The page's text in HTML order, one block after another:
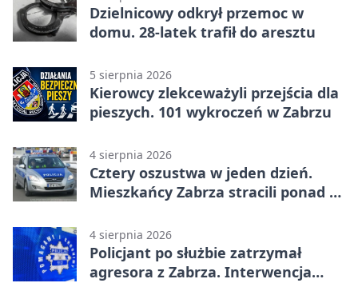
Dzielnicowy odkrył przemoc w
domu. 28-latek trafił do aresztu
5 sierpnia 2026
Kierowcy zlekceważyli przejścia dla
pieszych. 101 wykroczeń w Zabrzu
4 sierpnia 2026
Cztery oszustwa w jeden dzień.
Mieszkańcy Zabrza stracili ponad 6
4 sierpnia 2026
Policjant po służbie zatrzymał
agresora z Zabrza. Interwencja